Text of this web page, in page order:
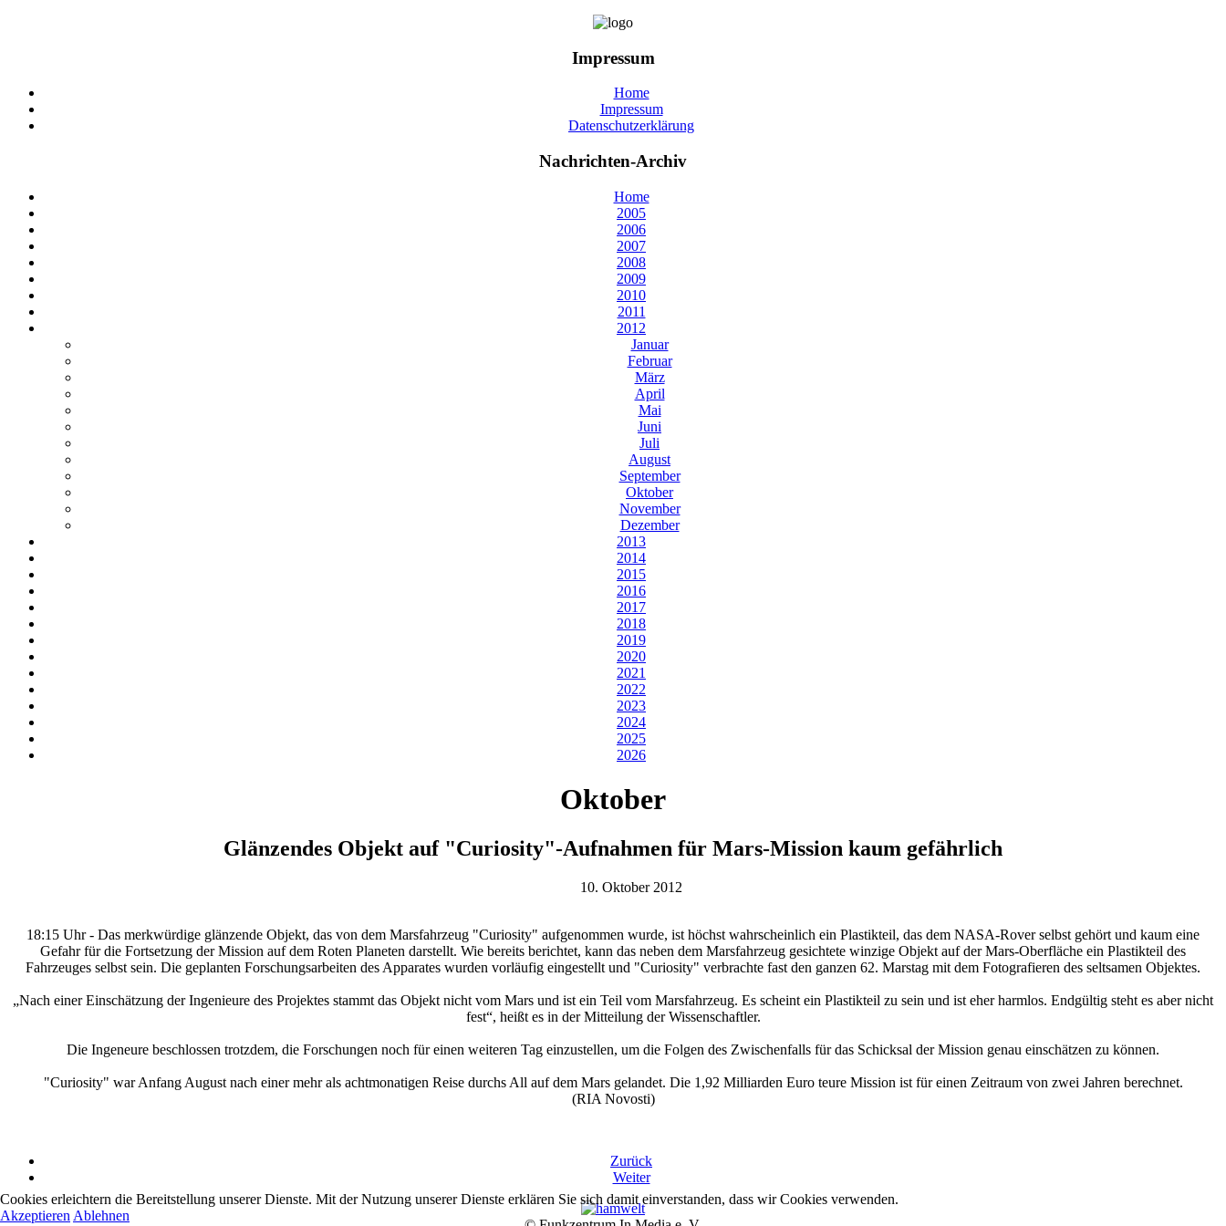
Impressum
Home
Impressum
Datenschutzerklärung
Nachrichten-Archiv
Home
2005
2006
2007
2008
2009
2010
2011
2012
Januar
Februar
März
April
Mai
Juni
Juli
August
September
Oktober
November
Dezember
2013
2014
2015
2016
2017
2018
2019
2020
2021
2022
2023
2024
2025
2026
Oktober
Glänzendes Objekt auf "Curiosity"-Aufnahmen für Mars-Mission kaum gefährlich
10. Oktober 2012
18:15 Uhr - Das merkwürdige glänzende Objekt, das von dem Marsfahrzeug "Curiosity" aufgenommen wurde, ist höchst wahrscheinlich ein Plastikteil, das dem NASA-Rover selbst gehört und kaum eine
Gefahr für die Fortsetzung der Mission auf dem Roten Planeten darstellt. Wie bereits berichtet, kann das neben dem Marsfahrzeug gesichtete winzige Objekt auf der Mars-Oberfläche ein Plastikteil des
Fahrzeuges selbst sein. Die geplanten Forschungsarbeiten des Apparates wurden vorläufig eingestellt und "Curiosity" verbrachte fast den ganzen 62. Marstag mit dem Fotografieren des seltsamen Objektes.
„Nach einer Einschätzung der Ingenieure des Projektes stammt das Objekt nicht vom Mars und ist ein Teil vom Marsfahrzeug. Es scheint ein Plastikteil zu sein und ist eher harmlos. Endgültig steht es aber nicht
fest“, heißt es in der Mitteilung der Wissenschaftler.
Die Ingeneure beschlossen trotzdem, die Forschungen noch für einen weiteren Tag einzustellen, um die Folgen des Zwischenfalls für das Schicksal der Mission genau einschätzen zu können.
"Curiosity" war Anfang August nach einer mehr als achtmonatigen Reise durchs All auf dem Mars gelandet. Die 1,92 Milliarden Euro teure Mission ist für einen Zeitraum von zwei Jahren berechnet.
(RIA Novosti)
Zurück
Weiter
Cookies erleichtern die Bereitstellung unserer Dienste. Mit der Nutzung unserer Dienste erklären Sie sich damit einverstanden, dass wir Cookies verwenden.
Akzeptieren Ablehnen